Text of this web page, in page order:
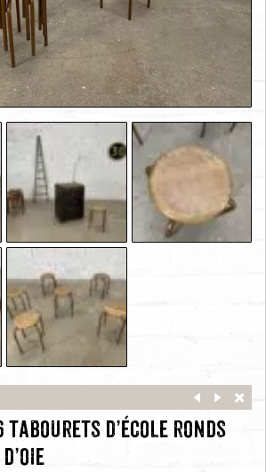
tabourets d’école ronds